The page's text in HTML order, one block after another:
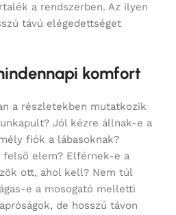
a rendszerben. Az ilyen
távú elégedettséget
komfort
a részletekben mutatkozik
Jól kézre állnak-e a
fiók a lábasoknak?
felső elem? Elférnek-e a
ott, ahol kell? Nem túl
e a mosogató melletti
de hosszú távon